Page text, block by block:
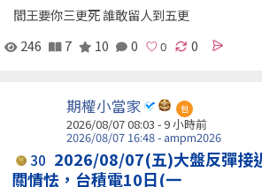
閻王要你三更死 誰敢留人到五更
246
7 10 0 0
期權小當家 包
2026/08/07 08:03 -9 小時前
2026/08/07 16:48 - ampm2026
30 2026/08/07(五)大盤反彈接
關情怯，台積電10日(一